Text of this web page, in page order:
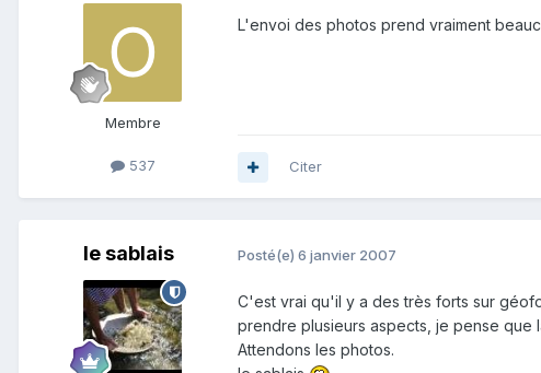
Membre
537
L'envoi des photos prend vraiment
Citer
le sablais Posté(e) 6 janvier 2007
C'est vrai qu'il y a des très forts sur
prendre plusieurs aspects, je pense que
Attendons les photos.